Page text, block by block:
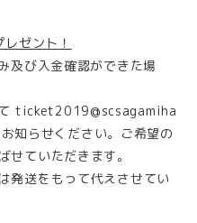
ゼント！
及び入金確認ができた場
ticket2019@scsagamiha
知らせください。ご希望の
せていただきます。
発送をもって代えさせてい